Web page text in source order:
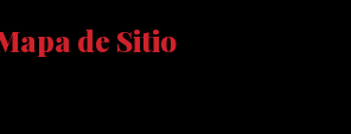
de Sitio